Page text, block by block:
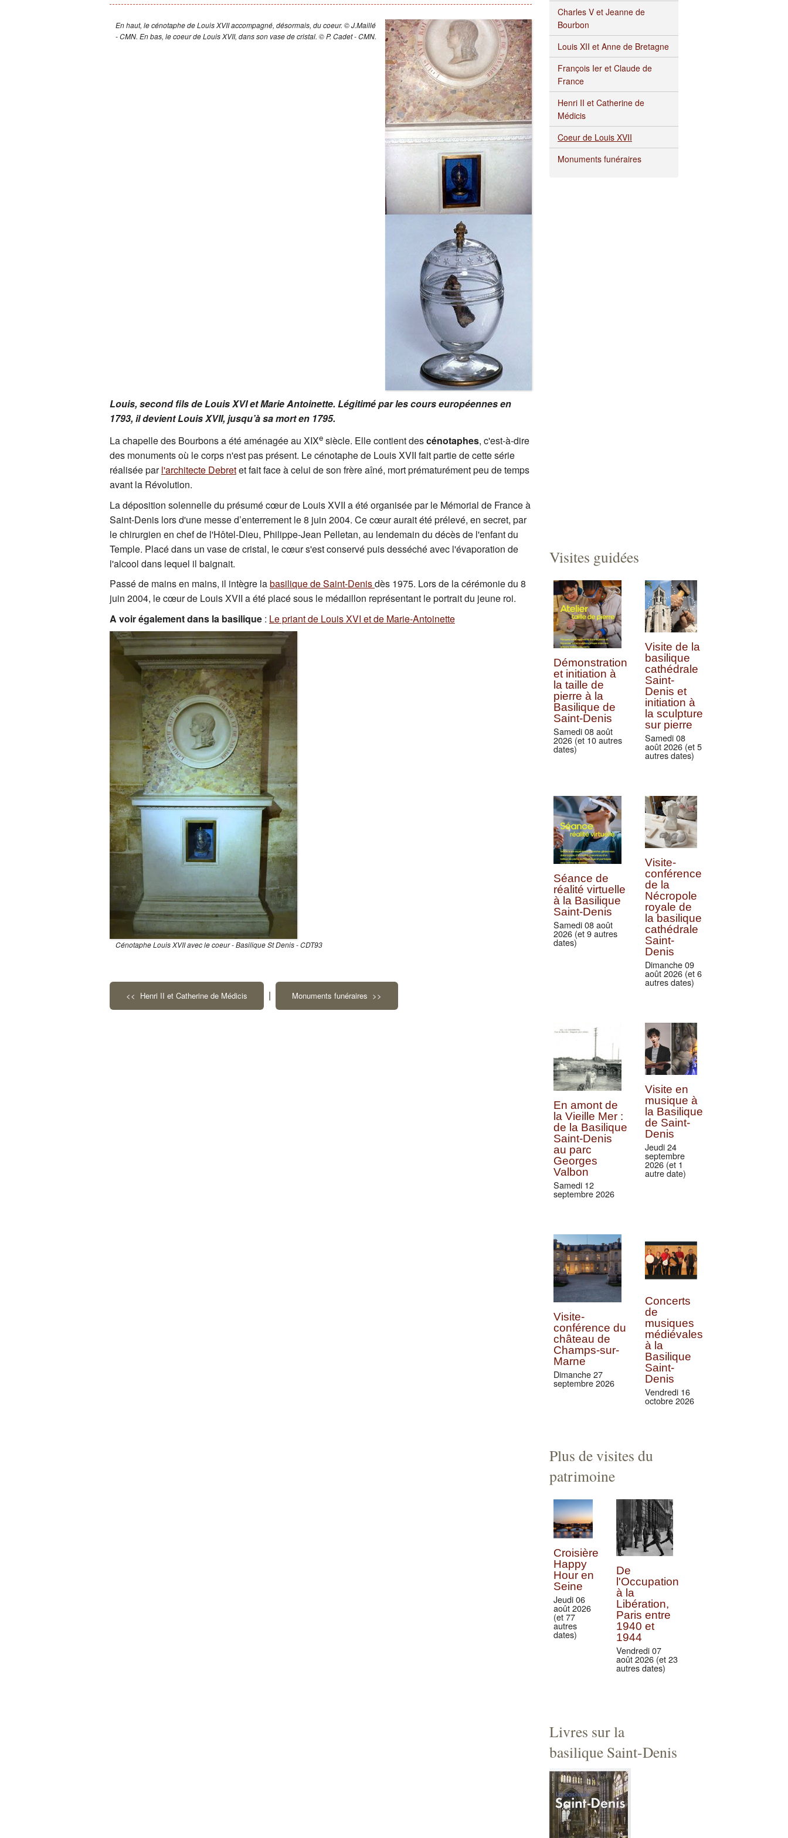
Les incontournables
Activités pédagogiquesBasilique sensorielleNapoléon 1er et la restauration
Jacques-Guillaume Legrand
La tour nord
François Debret
Viollet-le-Duc
Façade occidentale et horloge
En haut, le cénotaphe de Louis XVII accompagné, désormais, du coeur. © J.Maillé
- CMN. En bas, le coeur de Louis XVII, dans son vase de cristal. © P. Cadet - CMN.
Louis, second fils de Louis XVI et Marie Antoinette. Légitimé par les cours européennes en
1793, il devient Louis XVII, jusqu’à sa mort en 1795.
La chapelle des Bourbons a été aménagée au XIXe siècle. Elle contient descénotaphes, c'est-à-dire
des monuments où le corps n'est pas présent. Le cénotaphe de Louis XVII fait partie de cette série
réalisée parl'architecte Debretet fait face à celui de son frère aîné, mort prématurément peu de temps
avant la Révolution.
La déposition solennelle du présumé cœur de Louis XVII a été organisée par le Mémorial de France à
Saint-Denis lors d'une messe d’enterrement le 8 juin 2004. Ce cœur aurait été prélevé, en secret, par
le chirurgien en chef de l'Hôtel-Dieu, Philippe-Jean Pelletan, au lendemain du décès de l'enfant du
Temple. Placé dans un vase de cristal, le cœur s'est conservé puis desséché avec l'évaporation de
l'alcool dans lequel il baignait.
Passé de mains en mains, il intègre labasilique de Saint-Denisdès 1975. Lors de la cérémonie du 8
juin 2004, le cœur de Louis XVII a été placé sous le médaillon représentant le portrait du jeune roi.
A voir également dans la basilique : Le priant de Louis XVI et de Marie-Antoinette
Cénotaphe Louis XVII avec le coeur - Basilique St Denis - CDT93
<< Henri II et Catherine de Médicis | Monuments funéraires >>
Charles V et Jeanne de
Bourbon
Louis XII et Anne de Bretagne
François Ier et Claude de
France
Henri II et Catherine de
Médicis
Coeur de Louis XVII
Monuments funéraires
Visites guidées
Démonstration
et initiation à
la taille de
pierre à la
Basilique de
Saint-Denis
Samedi 08 août
2026 (et 10 autres
dates)
Visite de la
basilique
cathédrale
Saint-
Denis et
initiation à
la sculpture
sur pierre
Samedi 08
août 2026 (et 5
autres dates)
Séance de
réalité virtuelle
à la Basilique
Saint-Denis
Samedi 08 août
2026 (et 9 autres
dates)
Visite-
conférence
de la
Nécropole
royale de
la basilique
cathédrale
Saint-
Denis
Dimanche 09
août 2026 (et 6
autres dates)
En amont de
la Vieille Mer :
de la Basilique
Saint-Denis
au parc
Georges
Valbon
Samedi 12
septembre 2026
Visite en
musique à
la Basilique
de Saint-
Denis
Jeudi 24
septembre
2026 (et 1
autre date)
Visite-
conférence du
château de
Champs-sur-
Marne
Dimanche 27
septembre 2026
Concerts
de
musiques
médiévales
à la
Basilique
Saint-
Denis
Vendredi 16
octobre 2026
Plus de visites du
patrimoine
Croisière
Happy
Hour en
Seine
Jeudi 06
août 2026
(et 77
autres
dates)
De
l'Occupation
à la
Libération,
Paris entre
1940 et
1944
Vendredi 07
août 2026 (et 23
autres dates)
Livres sur la
basilique Saint-Denis